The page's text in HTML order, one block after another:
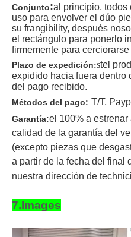
Conjunto:al principio, todos
uso para envolver el dúo
su frangibility, después
el rectángulo para ponerlo
firmemente para
Plazo de expedición:stel
expidido hacia fuera dentro
del pago recibido.
Métodos del pago: T/T,
Garantía:el 100% a
calidad de la garantía del
(excepto piezas que
a partir de la fecha del final
nuestra dirección de
7.Images